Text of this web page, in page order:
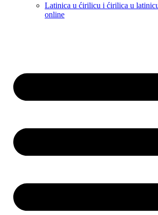
Latinica u ćirilicu i ćirilica u
online